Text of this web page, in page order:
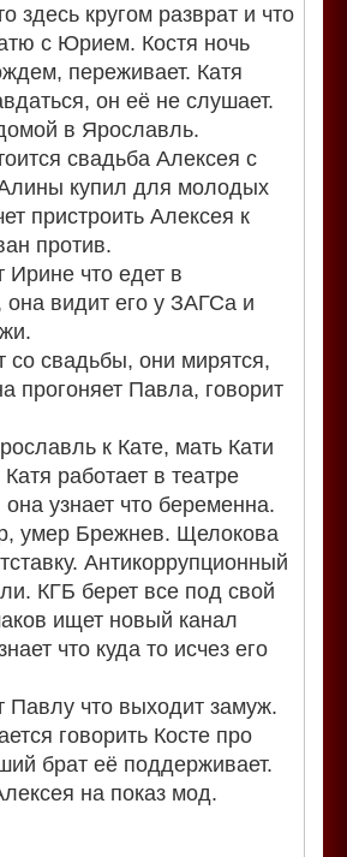
здесь кругом разврат и что
с Юрием. Костя ночь
переживает. Катя
он её не слушает.
в Ярославль.
свадьба Алексея с
купил для молодых
пристроить Алексея к
против.
Ирине что едет в
она видит его у ЗАГСа и
со свадьбы, они мирятся,
прогоняет Павла, говорит
к Кате, мать Кати
Катя работает в театре
узнает что беременна.
умер Брежнев. Щелокова
Антикоррупционный
КГБ берет все под свой
ищет новый канал
что куда то исчез его
Павлу что выходит замуж.
говорить Косте про
брат её поддерживает.
на показ мод.